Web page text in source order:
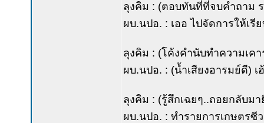
ลุงคิม : (ตอบทันที่ที่จบคำถาม
ผบ.นปอ. : เออ ไปจัดการให้เ
ลุงคิม : (โค้งคำนับทำความเค
ผบ.นปอ. : (น้ำเสียงอารมย์ดี) เ
ลุงคิม : (รู้สึกเฉยๆ..ถอยกลับม
ผบ.นปอ. : ทำรายการเกษตรซี